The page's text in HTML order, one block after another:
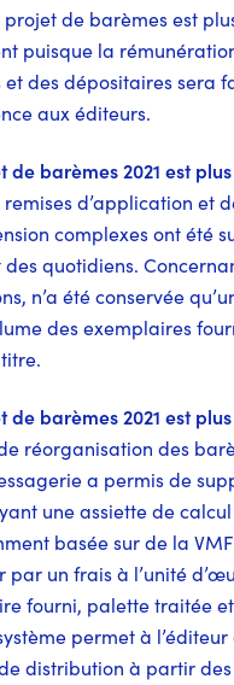
projet de barèmes est
puisque la
des dépositaires sera
aux éditeurs.
de barèmes 2021 est
remises d’application et
complexes ont été
des quotidiens.
n’a été conservée
des exemplaires
de barèmes 2021 est
réorganisation des
a permis de
une assiette de calcul
basée sur de la
par un frais à l’unité
fourni, palette traitée
permet à
distribution à partir